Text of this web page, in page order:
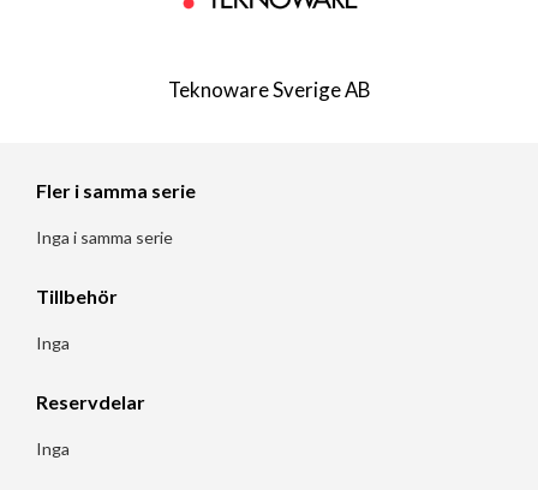
Teknoware Sverige AB
Fler i samma serie
Inga i samma serie
Tillbehör
Inga
Reservdelar
Inga